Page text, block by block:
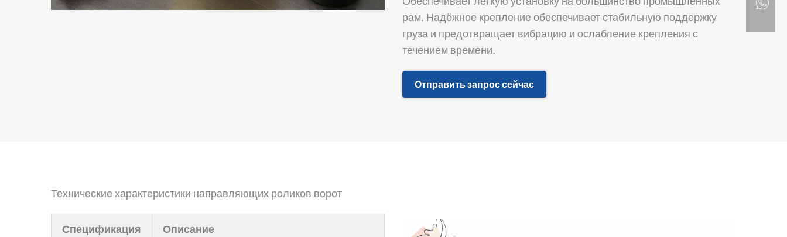
рам. Надёжное крепление обеспечивает стабильную поддержку
груза и предотвращает вибрацию и ослабление крепления с
течением времени.
Отправить запрос сейчас
Технические характеристики направляющих роликов ворот
Спецификация Описание